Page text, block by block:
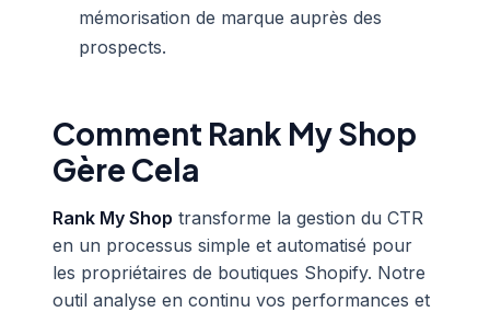
mémorisation de marque auprès des
prospects.
Comment Rank My Shop
Gère Cela
Rank My Shop transforme la gestion du CTR
en un processus simple et automatisé pour
les propriétaires de boutiques Shopify. Notre
outil analyse en continu vos performances et